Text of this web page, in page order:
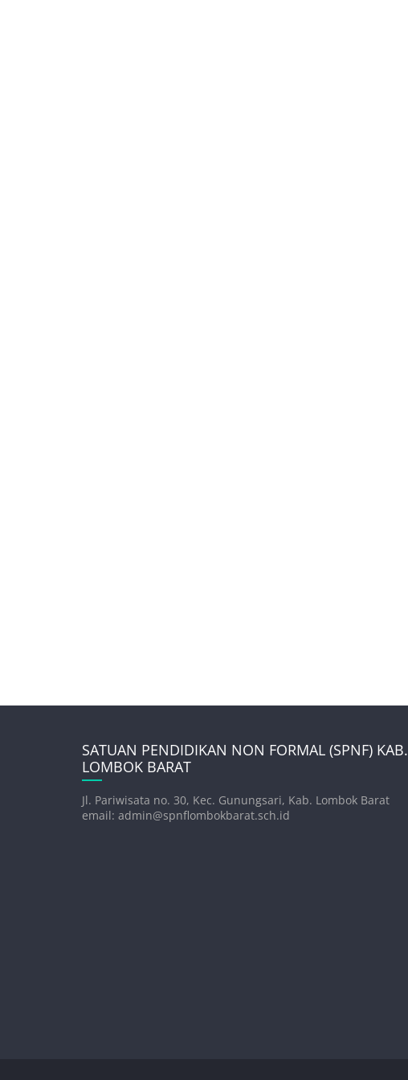
SATUAN PENDIDIKAN NON FORMAL (SPNF) KAB.
LOMBOK BARAT
Jl. Pariwisata no. 30, Kec. Gunungsari, Kab. Lombok Barat
email: admin@spnflombokbarat.sch.id